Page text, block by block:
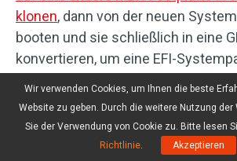
klonen, dann von der neuen
booten und sie schließlich in eine
konvertieren, um eine EFI-
erzeugen.
Auf diese Weise behalten Sie eine
ursprünglichen MBR-
Wir verwenden Cookies, um Ihnen die beste
Website zu geben. Durch die weitere Nutzung
Sie der Verwendung von Cookie zu. Bitte lesen
Richtlinie. Akzeptieren